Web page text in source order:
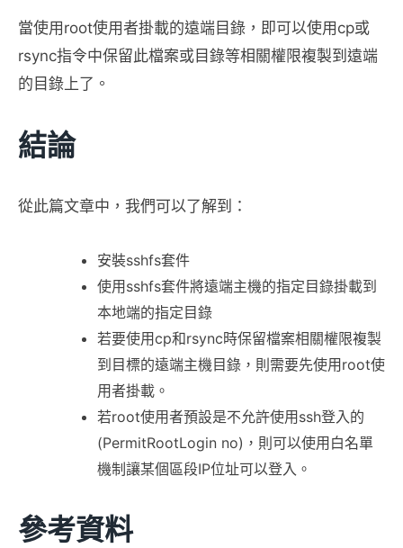
當使用root使用者掛載的遠端目錄，即可以使用cp或
rsync指令中保留此檔案或目錄等相關權限複製到遠端
的目錄上了。
結論
從此篇文章中，我們可以了解到：
安裝sshfs套件
使用sshfs套件將遠端主機的指定目錄掛載到
本地端的指定目錄
若要使用cp和rsync時保留檔案相關權限複製
到目標的遠端主機目錄，則需要先使用root使
用者掛載。
若root使用者預設是不允許使用ssh登入的
(PermitRootLogin no)，則可以使用白名單
機制讓某個區段IP位址可以登入。
參考資料